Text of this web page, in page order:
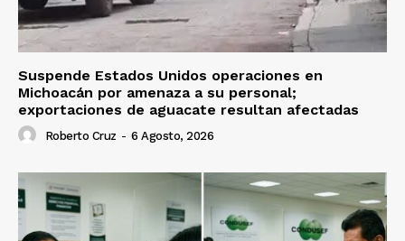
Suspende Estados Unidos operaciones en
Michoacán por amenaza a su personal;
exportaciones de aguacate resultan afectadas
Roberto Cruz - 6 Agosto, 2026